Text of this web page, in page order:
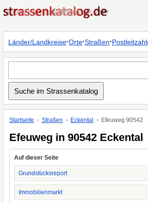
Länder/Landkreise·Orte·Straßen·
Startseite Straßen Eckental Efeuweg 90542
Efeuweg in 90542 Eckental
Auf dieser Seite
Grundstücksreport
Immobilienmarkt